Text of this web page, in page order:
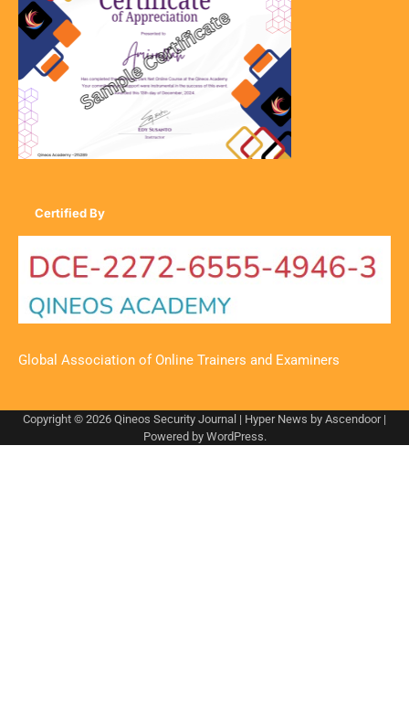
Certified By
Global Association of Online Trainers and Examiners
Copyright © 2026 Qineos Security Journal | Hyper News by Ascendoor|
Powered by WordPress.